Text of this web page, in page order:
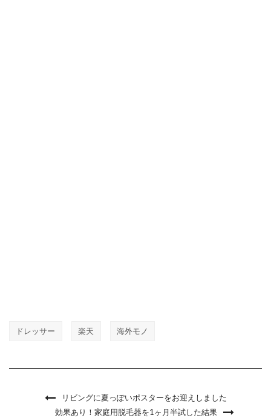
ドレッサー 楽天 海外モノ
リビングに夏っぽいポスターをお迎えしました
効果あり！家庭用脱毛器を1ヶ月半試した結果